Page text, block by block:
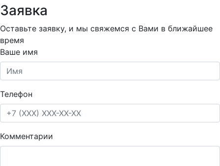
Заявка
Оставьте заявку, и мы свяжемся с Вами в ближайшее
время
Ваше имя
Телефон
Комментарии